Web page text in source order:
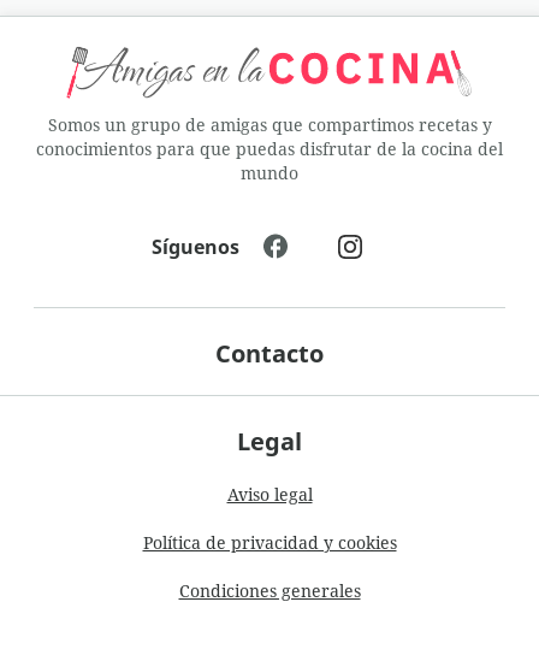
Somos un grupo de amigas que compartimos recetas y
conocimientos para que puedas disfrutar de la cocina del
mundo
Legal
Aviso legal
Política de privacidad y cookies
Condiciones generales
Contacto
Síguenos